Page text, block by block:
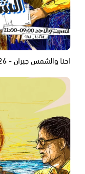
احنا والشمس جيران - 26.07.26